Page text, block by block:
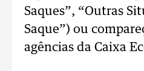
Saques”, “Outras
Saque”) ou
agências da Caixa